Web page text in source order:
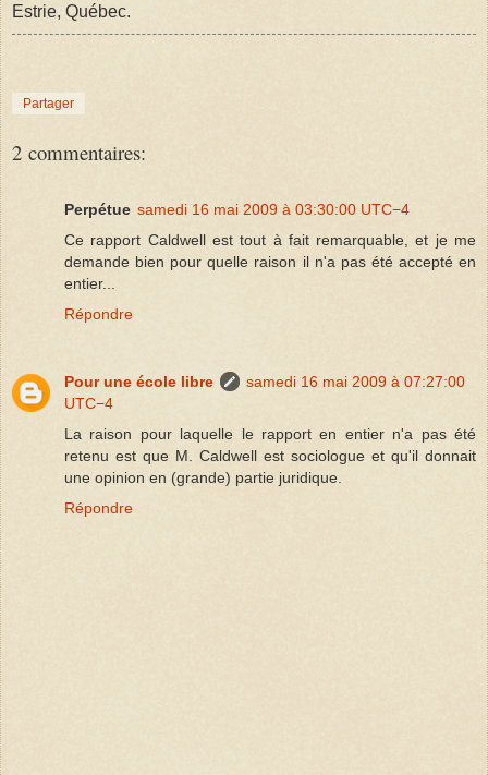
Estrie, Québec.
Partager
2 commentaires:
Perpétue samedi 16 mai 2009 à 03:30:00 UTC−4
Ce rapport Caldwell est tout à fait remarquable, et je me
demande bien pour quelle raison il n'a pas été accepté en
entier...
Répondre
Pour une école libre
samedi 16 mai 2009 à 07:27:00
UTC−4
La raison pour laquelle le rapport en entier n'a pas été
retenu est que M. Caldwell est sociologue et qu'il donnait
une opinion en (grande) partie juridique.
Répondre